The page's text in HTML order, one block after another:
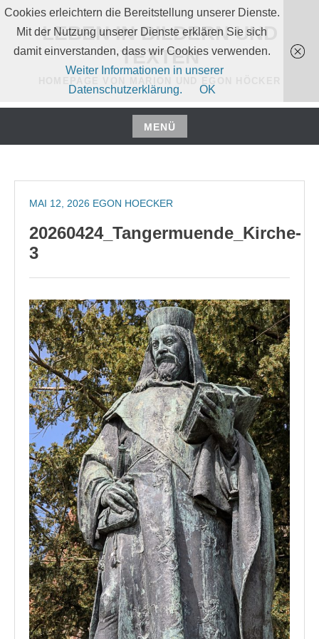
Zum
Inhalt
springen
LEBEN IN BILDERN UND
TEXTEN
MENÜ
Zum
springen
MAI 12, 2026 EGON HOECKER
20260424_Tangermuende_Kirche-
3
Cookies erleichtern die Bereitstellung unserer Dienste.
Mit der Nutzung unserer Dienste erklären Sie sich
damit einverstanden, dass wir Cookies verwenden.
Weiter Informationen in unserer
Datenschutzerklärung.
OK